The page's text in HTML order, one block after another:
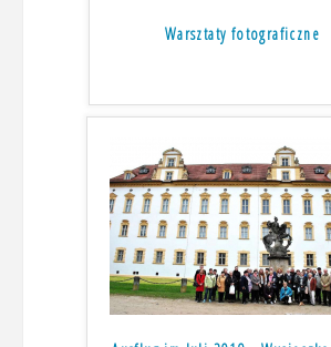
Warsztaty fotograficzne